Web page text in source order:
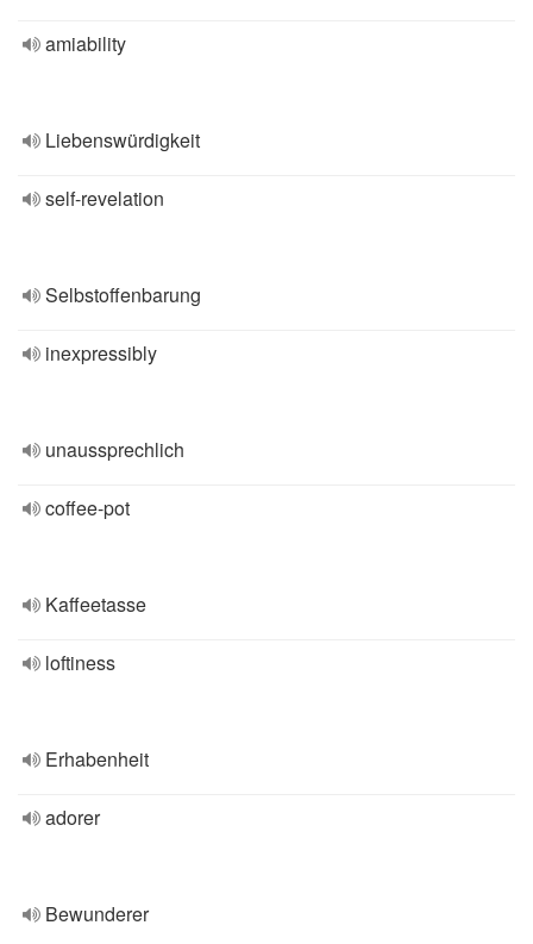
amiability
Liebenswürdigkeit
self-revelation
Selbstoffenbarung
inexpressibly
unaussprechlich
coffee-pot
Kaffeetasse
loftiness
Erhabenheit
adorer
Bewunderer